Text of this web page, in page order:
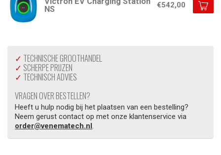
NS
€542,00
✓ TECHNISCHE GROOTHANDEL
✓ SCHERPE PRIJZEN
✓ TECHNISCH ADVIES
VRAGEN OVER BESTELLEN?
Heeft u hulp nodig bij het plaatsen van een bestelling?
Neem gerust contact op met onze klantenservice via
order@venematech.nl.